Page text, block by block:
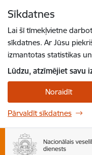
Sīkdatnes
Lai šī tīmekļvietne
sīkdatnes. Ar Jūsu
izmantotas statistikas
Lūdzu, atzīmējiet savu
Noraidīt
Pārvaldīt sīkdatnes